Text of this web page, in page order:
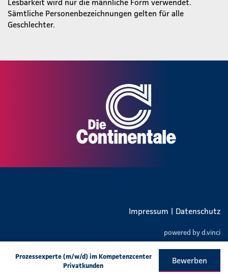
Sämtliche Personenbezeichnungen gelten für alle
Geschlechter.
Prozessexperte (m/w/d) im Kompetenzcenter
Privatkunden
Bewerben
Impressum | Datenschutz
powered byd.vinci